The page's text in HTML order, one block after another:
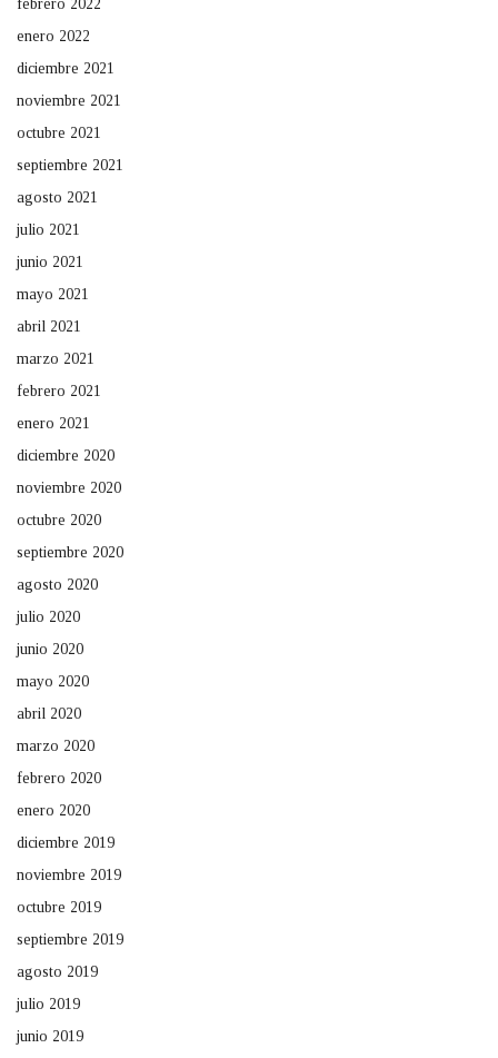
febrero 2022
enero 2022
diciembre 2021
noviembre 2021
octubre 2021
septiembre 2021
agosto 2021
julio 2021
junio 2021
mayo 2021
abril 2021
marzo 2021
febrero 2021
enero 2021
diciembre 2020
noviembre 2020
octubre 2020
septiembre 2020
agosto 2020
julio 2020
junio 2020
mayo 2020
abril 2020
marzo 2020
febrero 2020
enero 2020
diciembre 2019
noviembre 2019
octubre 2019
septiembre 2019
agosto 2019
julio 2019
junio 2019